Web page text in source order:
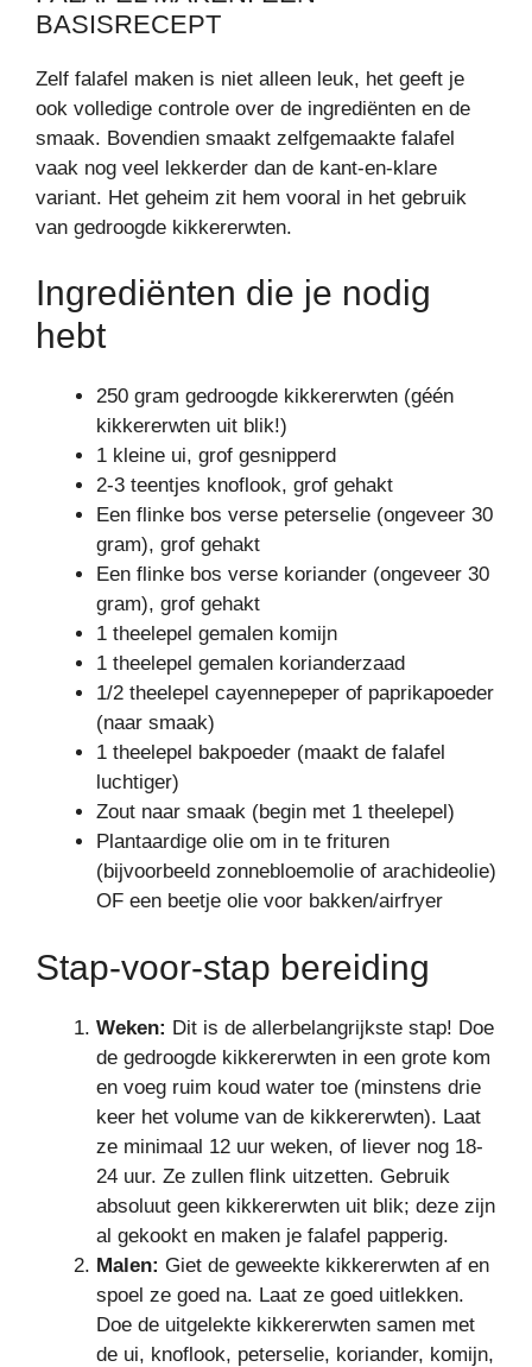
BASISRECEPT
Zelf falafel maken is niet alleen leuk, het geeft je
ook volledige controle over de ingrediënten en de
smaak. Bovendien smaakt zelfgemaakte falafel
vaak nog veel lekkerder dan de kant-en-klare
variant. Het geheim zit hem vooral in het gebruik
van gedroogde kikkererwten.
Ingrediënten die je nodig
hebt
250 gram gedroogde kikkererwten (géén
kikkererwten uit blik!)
1 kleine ui, grof gesnipperd
2-3 teentjes knoflook, grof gehakt
Een flinke bos verse peterselie (ongeveer 30
gram), grof gehakt
Een flinke bos verse koriander (ongeveer 30
gram), grof gehakt
1 theelepel gemalen komijn
1 theelepel gemalen korianderzaad
1/2 theelepel cayennepeper of paprikapoeder
(naar smaak)
1 theelepel bakpoeder (maakt de falafel
luchtiger)
Zout naar smaak (begin met 1 theelepel)
Plantaardige olie om in te frituren
(bijvoorbeeld zonnebloemolie of arachideolie)
OF een beetje olie voor bakken/airfryer
Stap-voor-stap bereiding
Weken: Dit is de allerbelangrijkste stap! Doe
de gedroogde kikkererwten in een grote kom
en voeg ruim koud water toe (minstens drie
keer het volume van de kikkererwten). Laat
ze minimaal 12 uur weken, of liever nog 18-
24 uur. Ze zullen flink uitzetten. Gebruik
absoluut geen kikkererwten uit blik; deze zijn
al gekookt en maken je falafel papperig.
Malen: Giet de geweekte kikkererwten af en
spoel ze goed na. Laat ze goed uitlekken.
Doe de uitgelekte kikkererwten samen met
de ui, knoflook, peterselie, koriander, komijn,